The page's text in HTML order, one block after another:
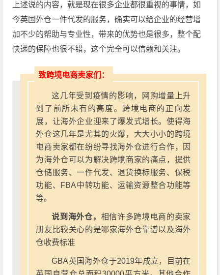
上述说的内容，就是现在很多企业都很重视的事情，如
今英国外仓一件代发的服务，确实可以给企业的经营增
加不少的帮助与专业性，带来的优势也是很多，整个配
快递的保障也很不错，这个完全可以信赖和关注。
致跨境电商卖家们：
这几年受到疫情的影响，网购增量上升
到了前所未有的高度。跨境电商的正向发
展，让海外企业迎来了爆发式增长。使得海
外仓这几年是尤其的火爆，大大小小的跨境
电商卖家都在纷纷寻找海外仓进行合作，因
为海外仓可以为解决跨境商家的痛点，提供
仓储服务、一件代发、退货换标服务、保税
功能、FBA中转功能、运输资源整合功能等
等。
说到海外仓， 相信许多跨境电商的卖家
朋友比较关心的是哪家海外仓靠谱以及海外
仓收费标准
GBA英国海外仓于2019年成立，目前在